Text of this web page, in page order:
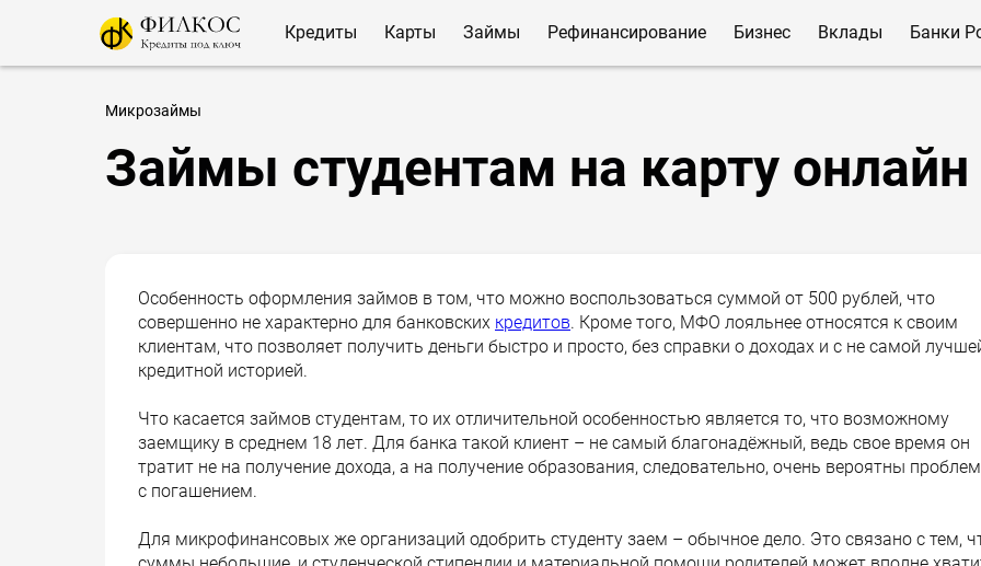
Кредиты Карты Займы Рефинансирование Бизнес Вклады Банки
Микрозаймы
Займы студентам на карту онлайн
Особенность оформления займов в том, что можно воспользоваться суммой от 500 рублей, что
совершенно не характерно для банковских кредитов. Кроме того, МФО лояльнее относятся к своим
клиентам, что позволяет получить деньги быстро и просто, без справки о доходах и с не самой
кредитной историей.
Что касается займов студентам, то их отличительной особенностью является то, что возможному
заемщику в среднем 18 лет. Для банка такой клиент – не самый благонадёжный, ведь свое время он
тратит не на получение дохода, а на получение образования, следовательно, очень вероятны
с погашением.
Для микрофинансовых же организаций одобрить студенту заем – обычное дело. Это связано с тем,